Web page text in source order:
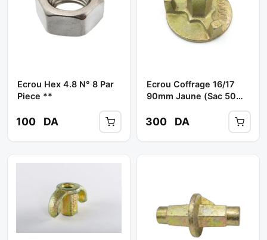
Ecrou Hex 4.8 N° 8 Par
Piece **
100 DA
Ecrou Coffrage 16/17
90mm Jaune (sac 50
300 DA